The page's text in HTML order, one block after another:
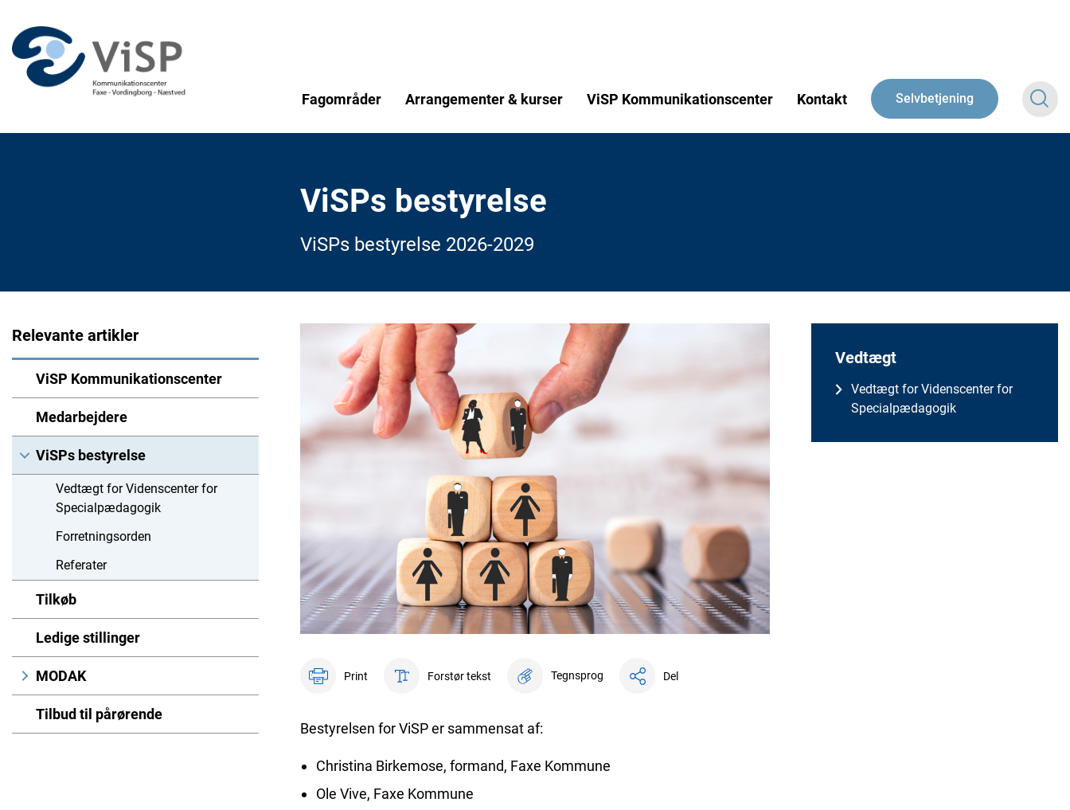
Fagområder Arrangementer & kurser ViSP Kommunikationscenter Kontakt Selvbetjening
ViSPs bestyrelse
ViSPs bestyrelse 2026-2029
Relevante artikler
ViSP Kommunikationscenter
Medarbejdere
ViSPs bestyrelse
Vedtægt for Videnscenter for
Specialpædagogik
Forretningsorden
Referater
Tilkøb
Ledige stillinger
MODAK
Tilbud til pårørende
Print Forstør tekst Tegnsprog Del
Bestyrelsen for ViSP er sammensat af:
Christina Birkemose, formand, Faxe Kommune
Ole Vive, Faxe Kommune
Vedtægt
Vedtægt for Videnscenter for
Specialpædagogik